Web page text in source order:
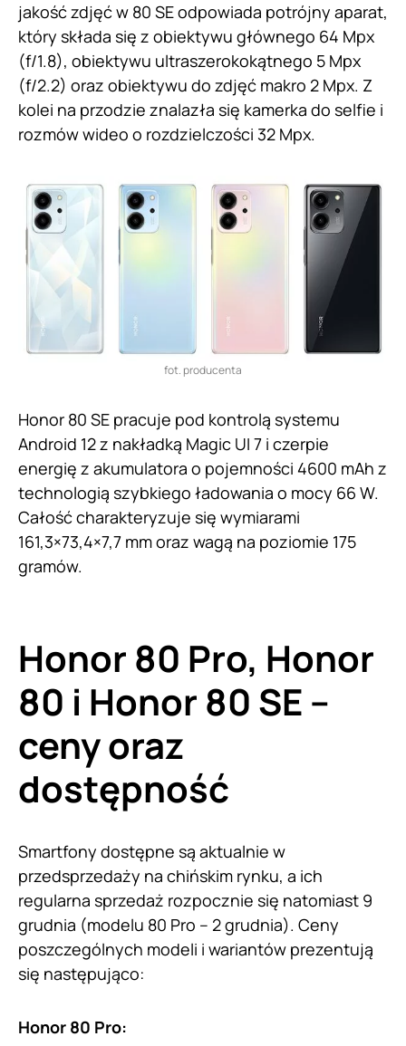
jakość zdjęć w 80 SE odpowiada potrójny aparat,
który składa się z obiektywu głównego 64 Mpx
(f/1.8), obiektywu ultraszerokokątnego 5 Mpx
(f/2.2) oraz obiektywu do zdjęć makro 2 Mpx. Z
kolei na przodzie znalazła się kamerka do selfie i
rozmów wideo o rozdzielczości 32 Mpx.
fot. producenta
Honor 80 SE pracuje pod kontrolą systemu
Android 12 z nakładką Magic UI 7 i czerpie
energię z akumulatora o pojemności 4600 mAh z
technologią szybkiego ładowania o mocy 66 W.
Całość charakteryzuje się wymiarami
161,3×73,4×7,7 mm oraz wagą na poziomie 175
gramów.
Honor 80 Pro, Honor
80 i Honor 80 SE –
ceny oraz
dostępność
Smartfony dostępne są aktualnie w
przedsprzedaży na chińskim rynku, a ich
regularna sprzedaż rozpocznie się natomiast 9
grudnia (modelu 80 Pro – 2 grudnia). Ceny
poszczególnych modeli i wariantów prezentują
się następująco:
Honor 80 Pro: